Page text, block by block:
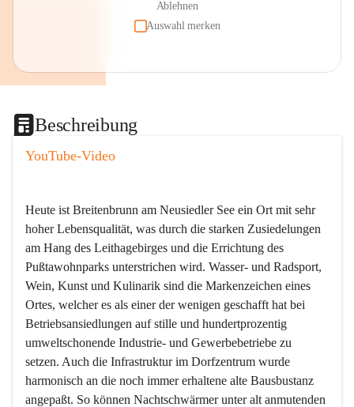
Ablehnen
Auswahl merken
Beschreibung
YouTube-Video
Heute ist Breitenbrunn am Neusiedler See ein Ort mit sehr
hoher Lebensqualität, was durch die starken Zusiedelungen
am Hang des Leithagebirges und die Errichtung des
Pußtawohnparks unterstrichen wird. Wasser- und Radsport,
Wein, Kunst und Kulinarik sind die Markenzeichen eines
Ortes, welcher es als einer der wenigen geschafft hat bei
Betriebsansiedlungen auf stille und hundertprozentig
umweltschonende Industrie- und Gewerbebetriebe zu
setzen. Auch die Infrastruktur im Dorfzentrum wurde
harmonisch an die noch immer erhaltene alte Bausbustanz
angepaßt. So können Nachtschwärmer unter alt anmutenden